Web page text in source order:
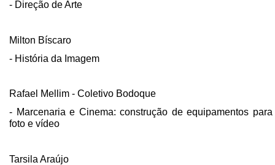
- Direção de Arte
Milton Bíscaro
- História da Imagem
Rafael Mellim - Coletivo Bodoque
- Marcenaria e Cinema: construção de equipamentos para
foto e vídeo
Tarsila Araújo